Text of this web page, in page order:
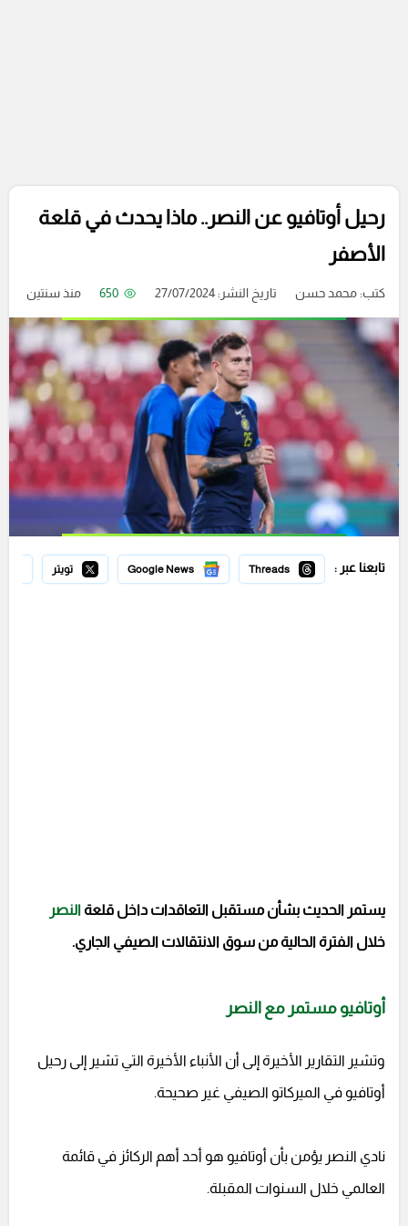
رحيل أوتافيو عن النصر.. ماذا يحدث في قلعة
الأصفر
كتب:محمد حسن تاريخ النشر: 27/07/2024 650 منذ سنتين
تابعنا عبر : Threads
Google News تويتر
يستمر الحديث بشأن مستقبل التعاقدات داخل قلعة النصر
خلال الفترة الحالية من سوق الانتقالات الصيفي الجاري.
أوتافيو مستمر مع النصر
وتشير التقارير الأخيرة إلى أن الأنباء الأخيرة التي تشير إلى رحيل
أوتافيو في الميركاتو الصيفي غير صحيحة.
نادي النصر يؤمن بأن أوتافيو هو أحد أهم الركائز في قائمة
العالمي خلال السنوات المقبلة.